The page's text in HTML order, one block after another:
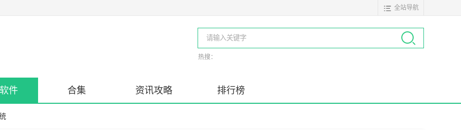
全站导航
热搜：
件 合集 资讯攻略 排行榜